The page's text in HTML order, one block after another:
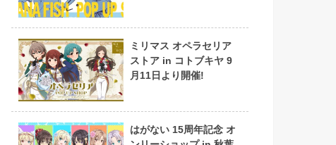
ミリマス オペラセリア
ストア in コトブキヤ 9
月11日より開催!
はがない 15周年記念 オ